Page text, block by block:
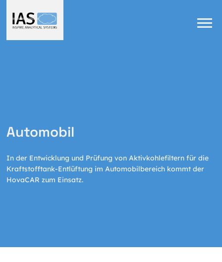
Automobil
In der Entwicklung und Prüfung von Aktivkohlefiltern für die
Kraftstofftank-Entlüftung im Automobilbereich kommt der
HovaCAR zum Einsatz.